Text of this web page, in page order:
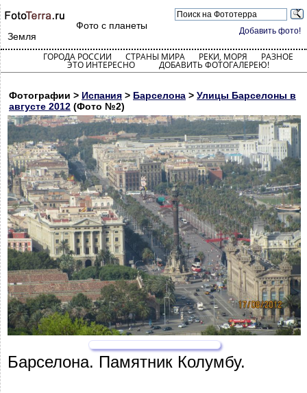
Добавить фото!
Фото с планеты
Земля
ГОРОДА РОССИИ СТРАНЫ МИРА РЕКИ, МОРЯ РАЗНОЕ
ЭТО ИНТЕРЕСНО ДОБАВИТЬ ФОТОГАЛЕРЕЮ!
Фотографии > Испания > Барселона > Улицы Барселоны в
августе 2012 (Фото №2)
Барселона. Памятник Колумбу.